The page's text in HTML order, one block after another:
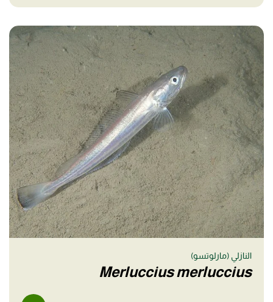
النازلي (مارلوتسو)
Merluccius merluccius